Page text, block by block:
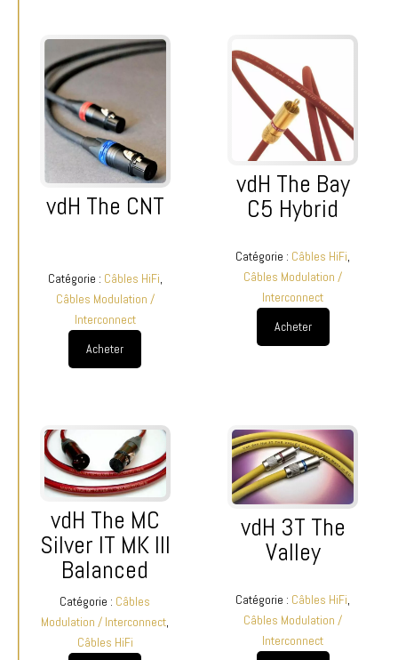
vdH The CNT
Catégorie : Câbles HiFi
Câbles Modulation /
Interconnect
Acheter
vdH The Bay
C5 Hybrid
Catégorie : Câbles HiFi,
Câbles Modulation /
Interconnect
Acheter
vdH The MC
Silver IT MK III
Balanced
Catégorie : Câbles
Modulation / Interconnect,
Câbles HiFi
vdH 3T The
Valley
Catégorie : Câbles HiFi,
Câbles Modulation /
Interconnect